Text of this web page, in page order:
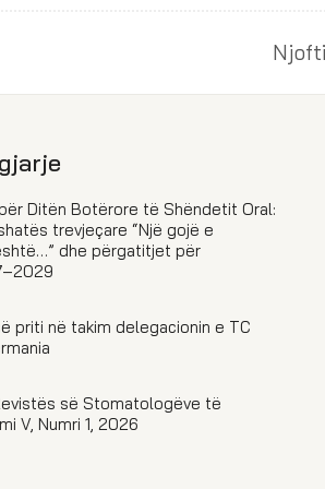
Ditën Botërore të Shëndetit Oral:
trevjeçare “Një gojë e
dhe përgatitjet për
priti në takim delegacionin e TC
së Stomatologëve të
V, Numri 1, 2026